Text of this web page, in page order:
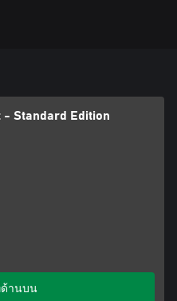
- Standard Edition
านบน